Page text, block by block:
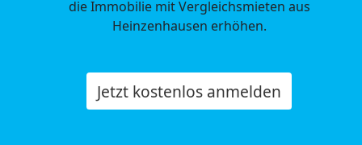
die Immobilie mit Vergleichsmieten aus
Heinzenhausen erhöhen.
Jetzt kostenlos anmelden